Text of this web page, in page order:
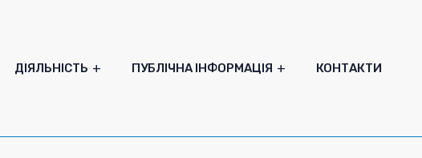
ДІЯЛЬНІСТЬ ПУБЛІЧНА ІНФОРМАЦІЯ КОНТАКТИ